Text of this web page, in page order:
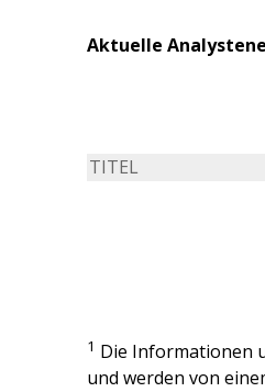
Aktuelle
TITEL
1 Die Informationen
und werden von